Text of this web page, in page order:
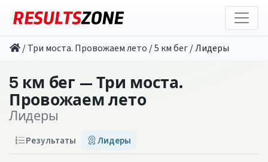
/Три моста. Провожаем лето /5 км бег/Лидеры
5 км бег — Три моста.
Провожаем лето
Лидеры
Результаты Лидеры